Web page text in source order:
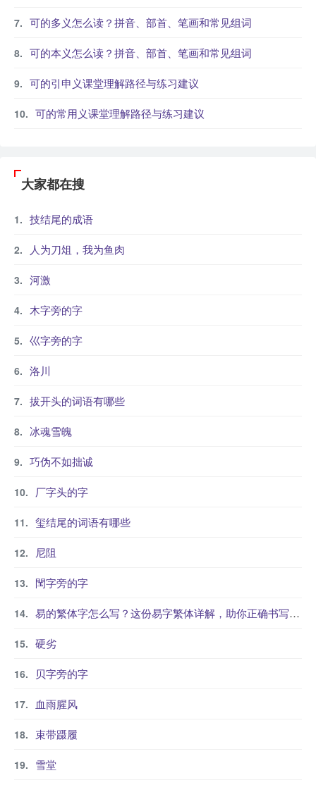
可的多义怎么读？拼音、部首、笔画和常见组词
可的本义怎么读？拼音、部首、笔画和常见组词
可的引申义课堂理解路径与练习建议
可的常用义课堂理解路径与练习建议
大家都在搜
技结尾的成语
人为刀俎，我为鱼肉
河激
木字旁的字
巛字旁的字
洛川
拔开头的词语有哪些
冰魂雪魄
巧伪不如拙诚
厂字头的字
玺结尾的词语有哪些
尼阻
閠字旁的字
易的繁体字怎么写？这份易字繁体详解，助你正确书写汉字_汉字繁体学习
硬劣
贝字旁的字
血雨腥风
束带蹑履
雪堂